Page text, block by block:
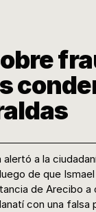
a la
de que
de Arecibo
con una falsa